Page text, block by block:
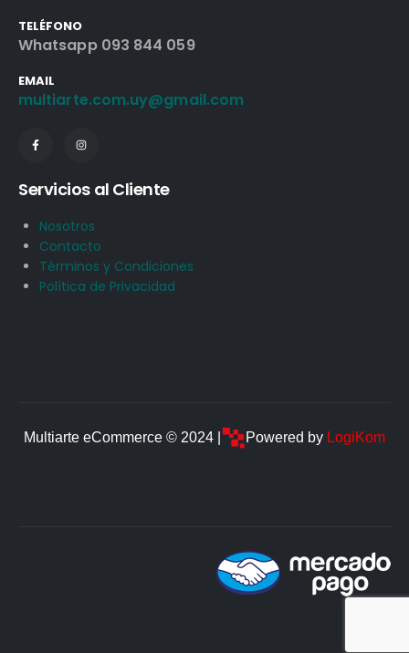
TELÉFONO
Whatsapp 093 844 059
EMAIL
multiarte.com.uy@gmail.com
Servicios al Cliente
Nosotros
Contacto
Términos y Condiciones
Política de Privacidad
Multiarte eCommerce © 2024 | Powered by LogiKom